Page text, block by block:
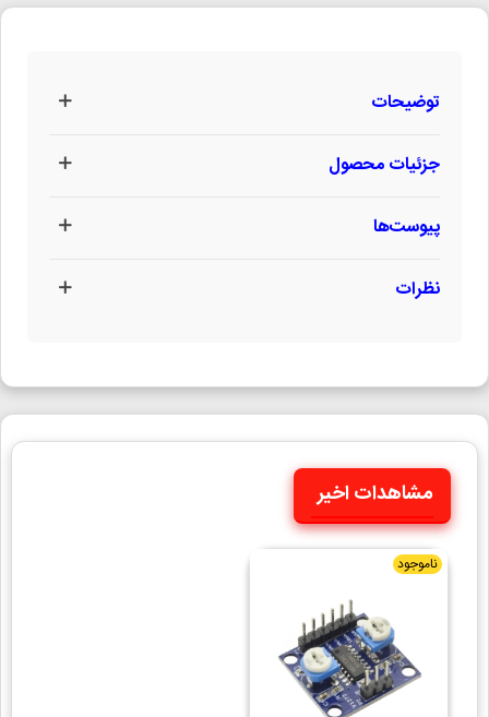
توضیحات
جزئیات محصول
پیوست‌ها
نظرات
مشاهدات اخیر
ناموجود